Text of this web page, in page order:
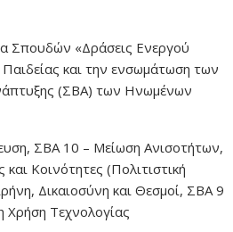
Σπουδών «Δράσεις Ενεργού
και την ενσωμάτωση των
(ΣΒΑ) των Ηνωμένων
ΣΒΑ 10 – Μείωση Ανισοτήτων,
Κοινότητες (Πολιτιστική
Δικαιοσύνη και Θεσμοί, ΣΒΑ 9
Χρήση Τεχνολογίας